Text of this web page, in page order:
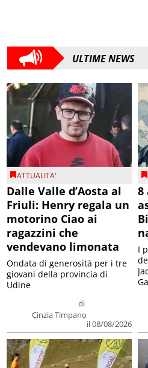
ULTIME NEWS
ATTUALITA'
Dalle Valle d’Aosta al
Friuli: Henry regala un
motorino Ciao ai
ragazzini che
vendevano limonata
di
Cinzia Timpano
il 08/08/2026
Ondata di generosità per i tre
giovani della provincia di
Udine
8
I